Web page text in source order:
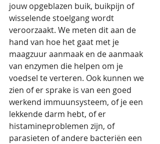
jouw opgeblazen buik, buikpijn of
wisselende stoelgang wordt
veroorzaakt. We meten dit aan de
hand van hoe het gaat met je
maagzuur aanmaak en de aanmaak
van enzymen die helpen om je
voedsel te verteren. Ook kunnen we
zien of er sprake is van een goed
werkend immuunsysteem, of je een
lekkende darm hebt, of er
histamineproblemen zijn, of
parasieten of andere bacteriën een